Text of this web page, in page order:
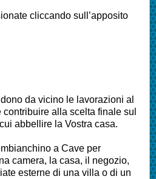
cliccando sull’apposito
da vicino le lavorazioni al
alla scelta finale sul
abbellire la Vostra casa.
a Cave per
camera, la casa, il negozio,
esterne di una villa o di un